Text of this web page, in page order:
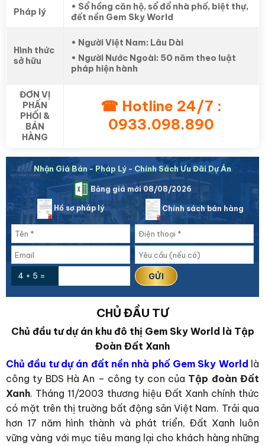
Pháp lý
• Sổ hồng căn hộ, sổ đổ nhà phố, biệt thự,
đết nền Gem Sky World
Hình thức
sở hữu
• Người Việt Nam: Lâu Dài
• Người Nước Ngoài: 50 năm theo luật
pháp hiện hành
ĐƠN VỊ
PHẤN
PHỐI &
BÁN
HÀNG
☎ Hotline 24/7 :
0933.098.890
Nhận Giá Bán - Pháp Lý - Chính Sách Ưu Đãi Dự Án
Bảng giá mới 08/08/2026
Hồ sơ pháp lý Chính sách bán hàng
4 + 5 =
CHỦ ĐẦU TƯ
Chủ đầu tư dự án khu đô thị Gem Sky World là Tập
Đoàn Đất Xanh
Chủ đầu tư dự án đất nền nhà phố Gem Sky World là
công ty BDS Hà An – công ty con của Tập đoàn Đất
Xanh. Tháng 11/2003 thương hiệu Ðất Xanh chính thức
có mặt trên thị truờng bất động sản Việt Nam. Trải qua
hơn 17 năm hình thành và phát triển, Ðất Xanh luôn
vững vàng với mục tiêu mang lại cho khách hàng những